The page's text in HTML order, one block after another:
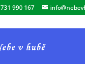
731 990 167